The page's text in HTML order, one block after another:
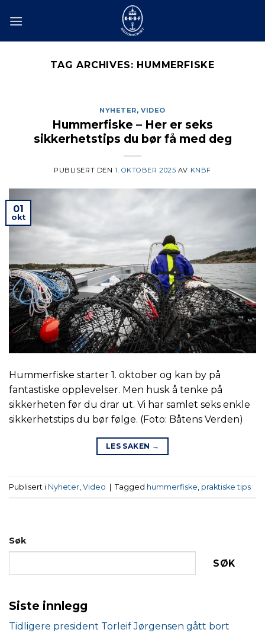
TAG ARCHIVES: HUMMERFISKE
NYHETER,VIDEO
Hummerfiske – Her er seks
sikkerhetstips du bør få med deg
PUBLISERT DEN 1. OKTOBER 2025 AV KNBF
01
okt
Hummerfiske starter 1. oktober og kan by på
fantastiske opplevelser. Men husk å tenke på
sikkerheten før du drar ut. Vi har samlet seks enkle
sikkerhetstips du bør følge. (Foto: Båtens Verden)
LES SAKEN →
Publisert i Nyheter Video | Tagged hummerfiske praktiske tips
Søk
SØK
Siste innlegg
Tidligere president Torleif Jørgensen gått bort